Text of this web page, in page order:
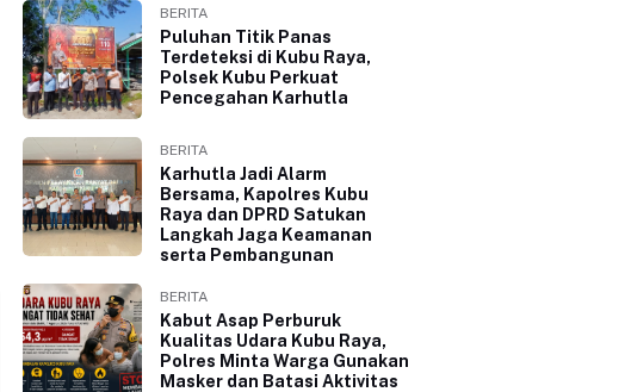
BERITA
Puluhan Titik Panas
Terdeteksi di Kubu Raya,
Polsek Kubu Perkuat
Pencegahan Karhutla
BERITA
Karhutla Jadi Alarm
Bersama, Kapolres Kubu
Raya dan DPRD Satukan
Langkah Jaga Keamanan
serta Pembangunan
BERITA
Kabut Asap Perburuk
Kualitas Udara Kubu Raya,
Polres Minta Warga Gunakan
Masker dan Batasi Aktivitas